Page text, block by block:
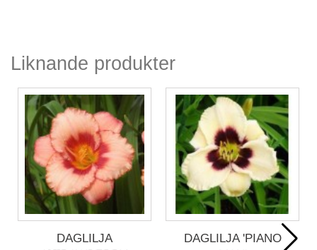
Liknande produkter
DAGLILJA
DAGLILJA 'PIANO